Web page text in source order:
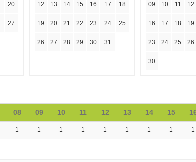
20
27
12 13 14 15 16 17 18
19 20 21 22 23 24 25
26 27 28 29 30 31
09 10 11 12
16 17 18 19
23 24 25 26
30
08 09 10 11 12 13 14 15 16
1 1 1 1 1 1 1 1 1